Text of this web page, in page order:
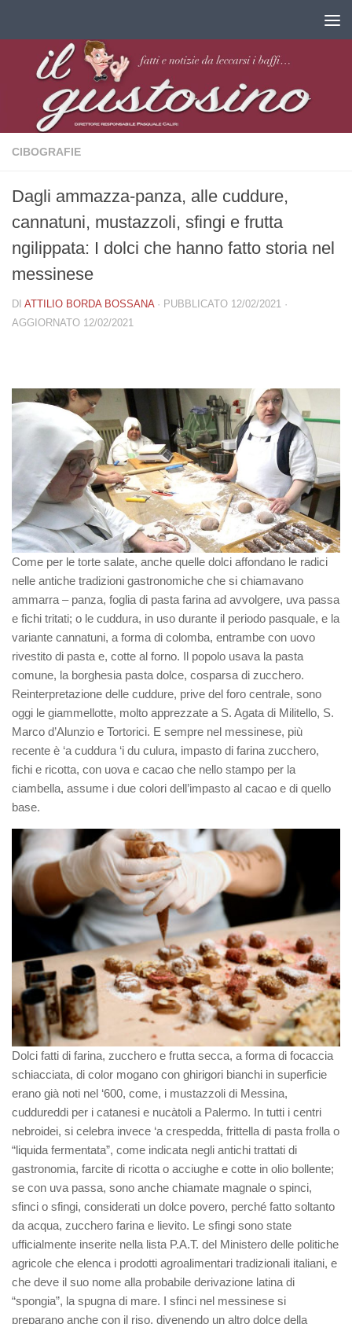
CIBOGRAFIE
Dagli ammazza-panza, alle cuddure,
cannatuni, mustazzoli, sfingi e frutta
ngilippata: I dolci che hanno fatto storia nel
messinese
DI ATTILIO BORDA BOSSANA · PUBBLICATO 12/02/2021 ·
AGGIORNATO 12/02/2021
Come per le torte salate, anche quelle dolci affondano le radici
nelle antiche tradizioni gastronomiche che si chiamavano
ammarra – panza, foglia di pasta farina ad avvolgere, uva passa
e fichi tritati; o le cuddura, in uso durante il periodo pasquale, e la
variante cannatuni, a forma di colomba, entrambe con uovo
rivestito di pasta e, cotte al forno. Il popolo usava la pasta
comune, la borghesia pasta dolce, cosparsa di zucchero.
Reinterpretazione delle cuddure, prive del foro centrale, sono
oggi le giammellotte, molto apprezzate a S. Agata di Militello, S.
Marco d’Alunzio e Tortorici. E sempre nel messinese, più
recente è ‘a cuddura ‘i du culura, impasto di farina zucchero,
fichi e ricotta, con uova e cacao che nello stampo per la
ciambella, assume i due colori dell’impasto al cacao e di quello
base.
Dolci fatti di farina, zucchero e frutta secca, a forma di focaccia
schiacciata, di color mogano con ghirigori bianchi in superficie
erano già noti nel ‘600, come, i mustazzoli di Messina,
cuddureddi per i catanesi e nucàtoli a Palermo. In tutti i centri
nebroidei, si celebra invece ‘a crespedda, frittella di pasta frolla o
“liquida fermentata”, come indicata negli antichi trattati di
gastronomia, farcite di ricotta o acciughe e cotte in olio bollente;
se con uva passa, sono anche chiamate magnale o spinci,
sfinci o sfingi, considerati un dolce povero, perché fatto soltanto
da acqua, zucchero farina e lievito. Le sfingi sono state
ufficialmente inserite nella lista P.A.T. del Ministero delle politiche
agricole che elenca i prodotti agroalimentari tradizionali italiani, e
che deve il suo nome alla probabile derivazione latina di
“spongia”, la spugna di mare. I sfinci nel messinese si
preparano anche con il riso, divenendo un altro dolce della